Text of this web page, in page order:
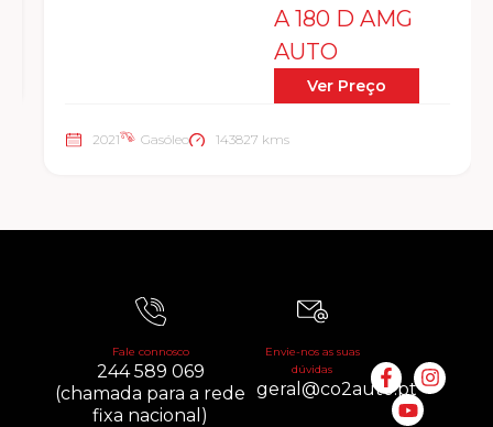
A 180 D AMG
AUTO
Ver Preço
2021 Gasóleo 143827 kms
Fale connosco
244 589 069
(chamada para a rede
fixa nacional)
Envie-nos as suas
dúvidas
geral@co2auto.pt